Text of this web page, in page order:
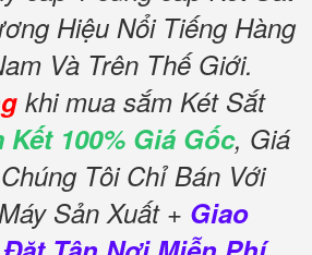
Hiệu Nổi Tiếng Hàng
Và Trên Thế Giới.
khi mua sắm Két Sắt
Kết 100% Giá Gốc, Giá
Tôi Chỉ Bán Với
Sản Xuất + Giao